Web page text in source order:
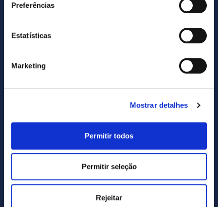
Preferências
Estatísticas
Marketing
Mostrar detalhes
Permitir todos
Permitir seleção
Rejeitar
Termos e Condições..